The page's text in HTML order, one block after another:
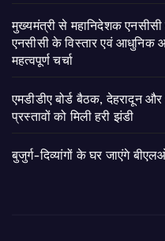
मुख्यमंत्री से महानिदेशक एनसीसी
एनसीसी के विस्तार एवं आधुनिक
महत्वपूर्ण चर्चा
एमडीडीए बोर्ड बैठक, देहरादून
प्रस्तावों को मिली हरी झंडी
बुजुर्ग-दिव्यांगों के घर जाएंगे